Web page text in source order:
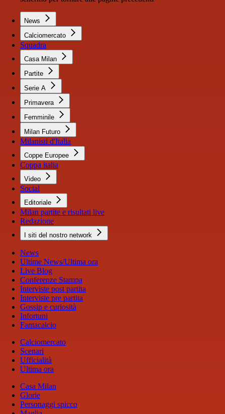
News
Calciomercato
Squadra
Casa Milan
Partite
Serie A
Primavera
Femminile
Milan Futuro
Milanisti d'Italia
Coppe Europee
Coppa italia
Video
Social
Editoriale
Milan partite e risultati live
Redazione
I siti del nostro network
News
Ultime News/Ultima ora
Live Blog
Conferenze Stampa
Interviste post partita
Interviste pre partita
Gossip e curiosità
Infortuni
Fantacalcio
Calciomercato
Scenari
Ufficialità
Ultima ora
Casa Milan
Glorie
Personaggi spicco